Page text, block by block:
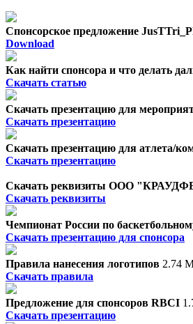
Спонсорское предложение
Download
Как найти спонсора и что делать
Скачать статью
Скачать презентацию для
Скачать презентацию
Скачать презентацию для атлета/
Скачать презентацию
Скачать реквизиты ООО
Скачать реквизиты
Чемпионат России по
Скачать презентацию для спонсора
Правила нанесения логотипов 2.74
Скачать правила
Предложение для спонсоров RBCI
Скачать презентацию